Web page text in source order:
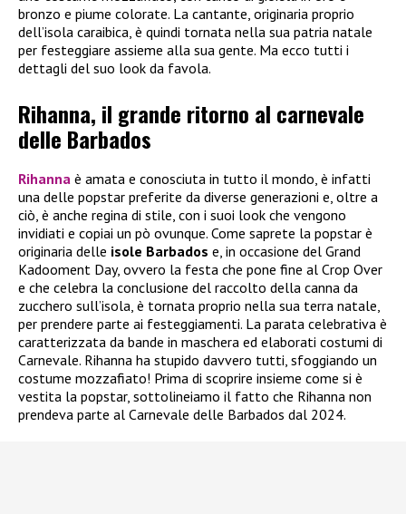
bronzo e piume colorate. La cantante, originaria proprio
dell’isola caraibica, è quindi tornata nella sua patria natale
per festeggiare assieme alla sua gente. Ma ecco tutti i
dettagli del suo look da favola.
Rihanna, il grande ritorno al carnevale
delle Barbados
Rihanna è amata e conosciuta in tutto il mondo, è infatti
una delle popstar preferite da diverse generazioni e, oltre a
ciò, è anche regina di stile, con i suoi look che vengono
invidiati e copiai un pò ovunque. Come saprete la popstar è
originaria delle isole Barbados e, in occasione del Grand
Kadooment Day, ovvero la festa che pone fine al Crop Over
e che celebra la conclusione del raccolto della canna da
zucchero sull’isola, è tornata proprio nella sua terra natale,
per prendere parte ai festeggiamenti. La parata celebrativa è
caratterizzata da bande in maschera ed elaborati costumi di
Carnevale. Rihanna ha stupido davvero tutti, sfoggiando un
costume mozzafiato! Prima di scoprire insieme come si è
vestita la popstar, sottolineiamo il fatto che Rihanna non
prendeva parte al Carnevale delle Barbados dal 2024.